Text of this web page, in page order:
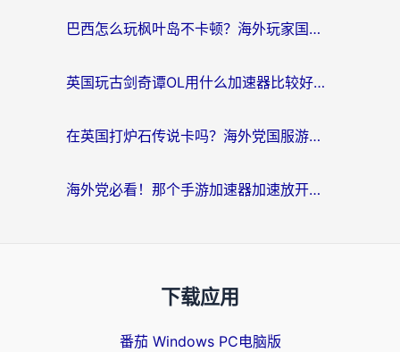
巴西怎么玩枫叶岛不卡顿？海外玩家国服游戏加速器终极指南（含战双野兽领主提速秘籍）
英国玩古剑奇谭OL用什么加速器比较好？留学生亲测有效的国服游戏加速指南
在英国打炉石传说卡吗？海外党国服游戏不卡顿的终极指南
海外党必看！那个手游加速器加速放开那三国3最好？一篇解决国服游戏卡顿难题
下载应用
番茄 Windows PC电脑版